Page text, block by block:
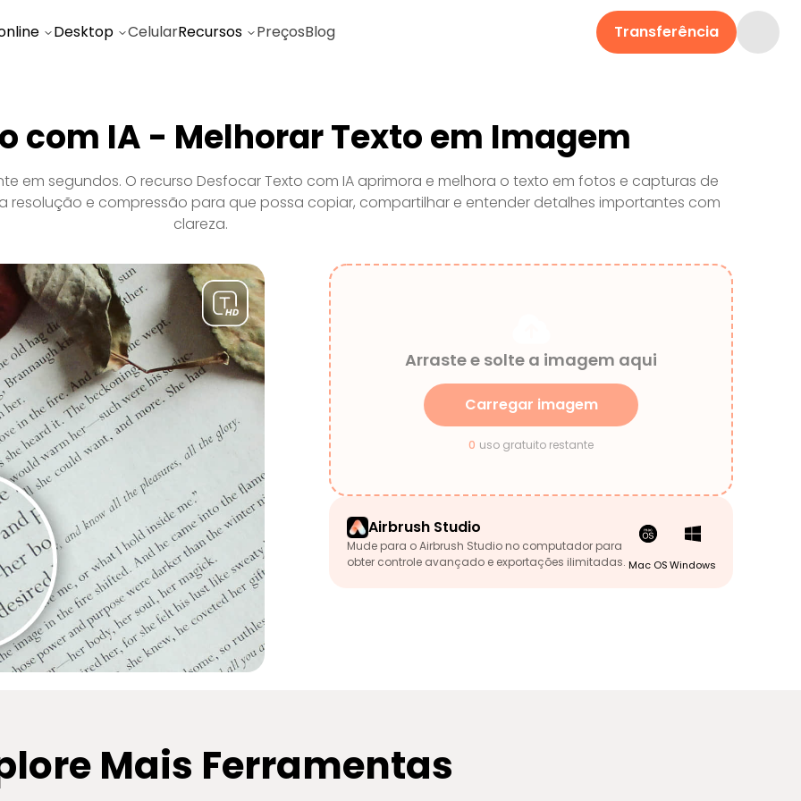
Desktop CelularRecursos PreçosBlog Transferência
com IA - Melhorar Texto em Imagem
em segundos. O recurso Desfocar Texto com IA aprimora e melhora o texto em fotos e capturas de
resolução e compressão para que possa copiar, compartilhar e entender detalhes importantes com
clareza.
Arraste e solte a imagem aqui
Carregar imagem
0 uso gratuito restante
Airbrush Studio
Mude para o Airbrush Studio no computador para
obter controle avançado e exportações ilimitadas. Mac OSWindows
Mais Ferramentas